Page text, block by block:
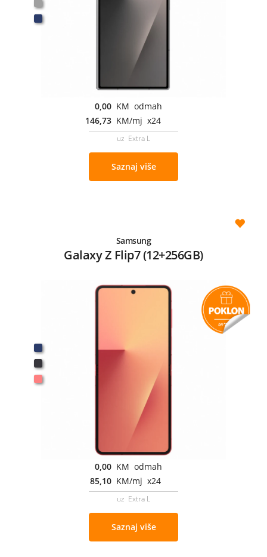
0,00 KM odmah
146,73 KM/mj x24
uz Extra L
Saznaj više
Samsung
Galaxy Z Flip7 (12+256GB)
0,00 KM odmah
85,10 KM/mj x24
uz Extra L
Saznaj više